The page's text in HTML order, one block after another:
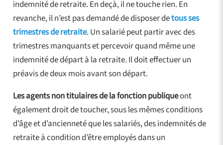
indemnité de retraite. En deçà, il ne touche rien. En
revanche, il n’est pas demandé de disposer detous ses
trimestres de retraite. Un salarié peut partir avec des
trimestres manquants et percevoir quand même une
indemnité de départ à la retraite. Il doit effectuer un
préavis de deux mois avant son départ.
Les agents non titulaires de la fonction publiqueont
également droit de toucher, sous les mêmes conditions
d’âge et d’ancienneté que les salariés, des indemnités de
retraite à condition d’être employés dans un